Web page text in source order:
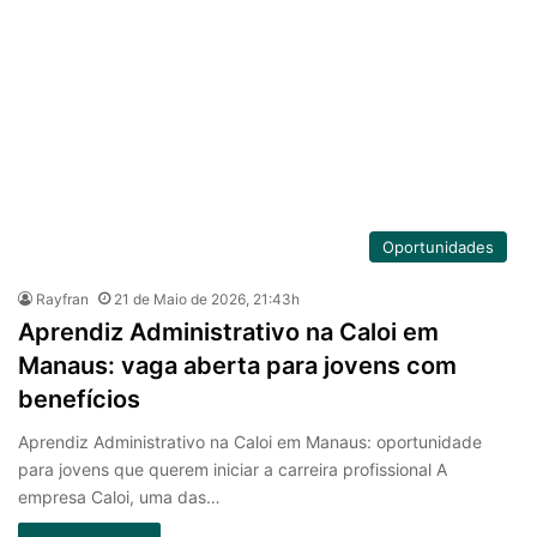
Oportunidades
Rayfran 21 de Maio de 2026, 21:43h
Aprendiz Administrativo na Caloi em
Manaus: vaga aberta para jovens com
benefícios
Aprendiz Administrativo na Caloi em Manaus: oportunidade
para jovens que querem iniciar a carreira profissional A
empresa Caloi, uma das…